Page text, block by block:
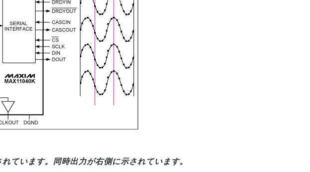
います。同時出力が右側に示されています。